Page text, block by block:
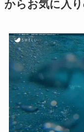
からお気に入